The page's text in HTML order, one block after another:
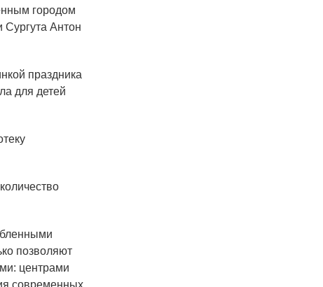
городом
Сургута Антон
праздника
для детей
позволяют
центрами
современных